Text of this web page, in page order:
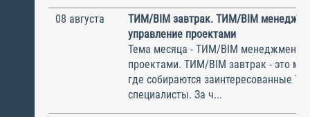
08 августа
ТИМ/BIM завтрак. ТИМ/BIM
управление проектами
Тема месяца - ТИМ/BIM менеджмент и
проектами. ТИМ/BIM завтрак - это
где собираются заинтересованные
специалисты. За ч...